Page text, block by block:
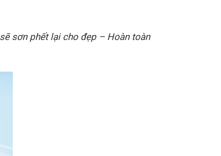
sơn phết lại cho đẹp – Hoàn toàn